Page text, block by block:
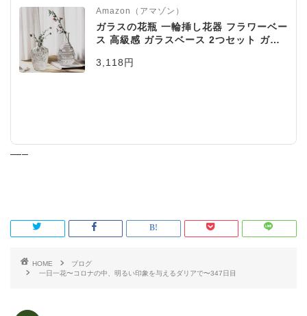
Amazon（アマゾン）
ガラスの花瓶 一輪挿し花器 フラワーベー
ス 高級感 ガラスベース 2つセット ガラ
け花 造花 おしゃれ シンプル インテリア
3,118円
—–
HOME
ブログ
一日一花〜コロナの中、明るい印象を与えるダリアで〜347日目